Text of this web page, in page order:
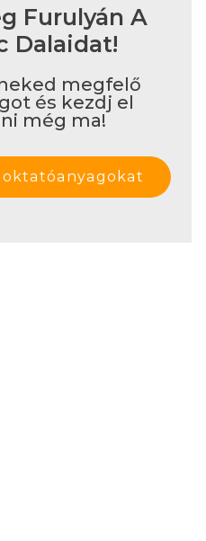
Furulyán A
Dalaidat!
megfelő
és kezdj el
még ma!